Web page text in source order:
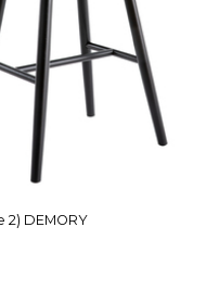
DEMORY